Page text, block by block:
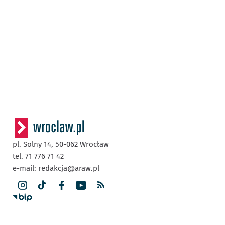
pl. Solny 14, 50-062 Wrocław
tel. 71 776 71 42
e-mail: redakcja@araw.pl